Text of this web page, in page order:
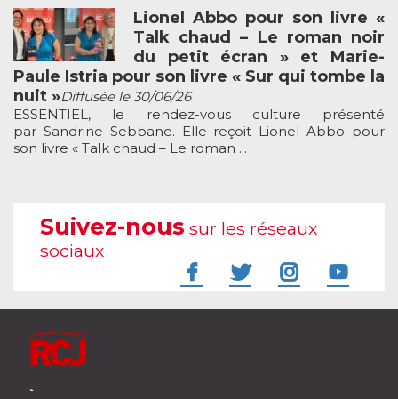
Lionel Abbo pour son livre «
Talk chaud – Le roman noir
du petit écran » et Marie-
Paule Istria pour son livre « Sur qui tombe la
nuit »Diffusée le 30/06/26
ESSENTIEL, le rendez-vous culture présenté
par Sandrine Sebbane. Elle reçoit Lionel Abbo pour
son livre « Talk chaud – Le roman ...
Suivez-nous sur les réseaux
sociaux